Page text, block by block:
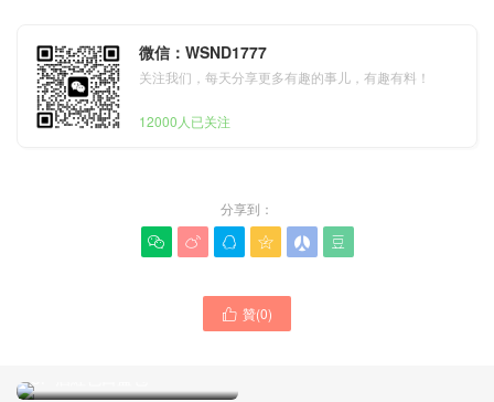
微信：WSND1777
关注我们，每天分享更多有趣的事儿，有趣有料！
12000人已关注
分享到：
     
 贊(0)
CHANEL香奈兒女士手袋經